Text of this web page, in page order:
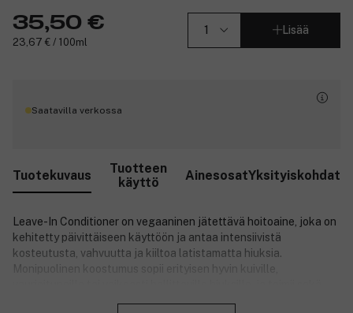
35,50 €
23,67 € / 100ml
Lisää
Saatavilla verkossa
Tuotekuvaus
Tuotteen
käyttö
AinesosatYksityiskohdat
Leave-In Conditioner on vegaaninen jätettävä hoitoaine, joka on
kehitetty päivittäiseen käyttöön ja antaa intensiivistä
kosteutusta, vahvuutta ja kiiltoa latistamatta hiuksia.
Monipuolinen koostumus sopii erityisen hyvin kuiville,